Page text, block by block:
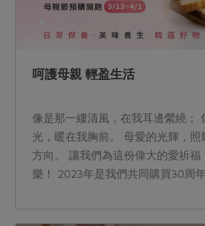
呵護母親 輕盈生活
像是那一縷清風，在我耳邊縈繞；
光，暖在我胸前。 母愛的光輝，照
方向。 讓我們為這份偉大的愛祈福
樂！ 2023年是我們共同購買30周
示我們計劃性消費和珍愛環境資源